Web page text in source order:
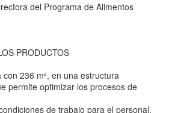
del Programa de Alimentos
PRODUCTOS
236 m², en una estructura
permite optimizar los procesos de
de trabajo para el personal.